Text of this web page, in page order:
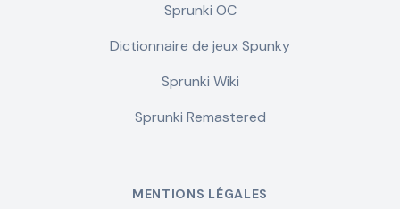
Sprunki OC
Dictionnaire de jeux Spunky
Sprunki Wiki
Sprunki Remastered
MENTIONS LÉGALES